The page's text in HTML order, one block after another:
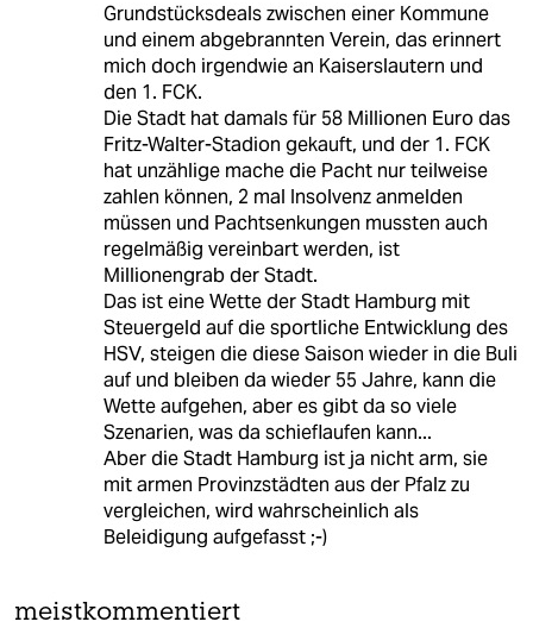
Grundstücksdeals zwischen einer Kommune
und einem abgebrannten Verein, das erinnert
mich doch irgendwie an Kaiserslautern und
den 1. FCK.
Die Stadt hat damals für 58 Millionen Euro das
Fritz-Walter-Stadion gekauft, und der 1. FCK
hat unzählige mache die Pacht nur teilweise
zahlen können, 2 mal Insolvenz anmelden
müssen und Pachtsenkungen mussten auch
regelmäßig vereinbart werden, ist
Millionengrab der Stadt.
Das ist eine Wette der Stadt Hamburg mit
Steuergeld auf die sportliche Entwicklung des
HSV, steigen die diese Saison wieder in die Buli
auf und bleiben da wieder 55 Jahre, kann die
Wette aufgehen, aber es gibt da so viele
Szenarien, was da schieflaufen kann...
Aber die Stadt Hamburg ist ja nicht arm, sie
mit armen Provinzstädten aus der Pfalz zu
vergleichen, wird wahrscheinlich als
Beleidigung aufgefasst ;-)
meistkommentiert